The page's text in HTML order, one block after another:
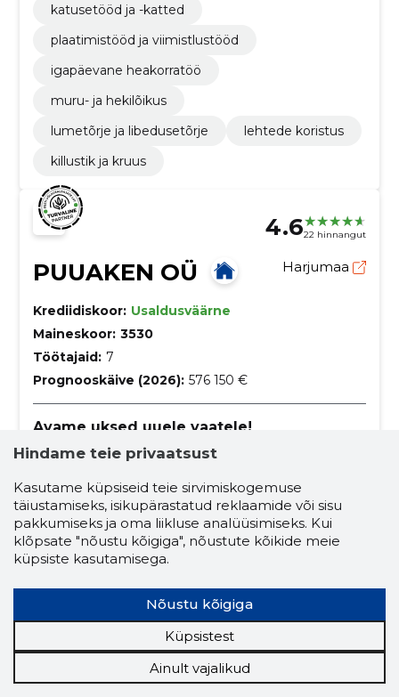
katusetööd ja -katted
plaatimistööd ja viimistlustööd
igapäevane heakorratöö
muru- ja hekilõikus
lumetõrje ja libedusetõrje
lehtede koristus
killustik ja kruus
4.622 hinnangut
PUUAKEN OÜ Harjumaa
Krediidiskoor: Usaldusväärne
Maineskoor: 3530
Töötajaid: 7
Prognooskäive (2026): 576 150 €
Avame uksed uuele vaatele!
Oleme spetsialiseerunud kvaliteetsete
klaaslahendustele, akende-uste müügile ja
paigaldusele, pakkudes laia valikut tooteidi ja
professionaalset teenindust
ehitus ja kinnisvara
akende remont ja suluste väljavahetamine
avatäidete remont ja hooldus
akende remont ja hooldus
hooldus
remont ja hooldus
akende ja uste paigaldamine
akende klaasimine
Hindame teie privaatsust
Kasutame küpsiseid teie sirvimiskogemuse
täiustamiseks, isikupärastatud reklaamide või sisu
pakkumiseks ja oma liikluse analüüsimiseks. Kui
klõpsate "nõustu kõigiga", nõustute kõikide meie
küpsiste kasutamisega.
Nõustu kõigiga
Küpsistest
Ainult vajalikud